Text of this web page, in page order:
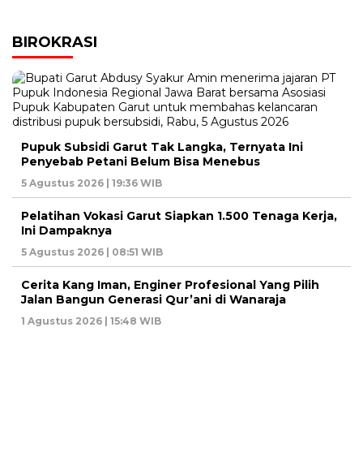
BIROKRASI
Pupuk Subsidi Garut Tak Langka, Ternyata Ini
Penyebab Petani Belum Bisa Menebus
5 Agustus 2026 | 19:36 WIB
Pelatihan Vokasi Garut Siapkan 1.500 Tenaga Kerja,
Ini Dampaknya
5 Agustus 2026 | 08:51 WIB
Cerita Kang Iman, Enginer Profesional Yang Pilih
Jalan Bangun Generasi Qur’ani di Wanaraja
1 Agustus 2026 | 15:48 WIB